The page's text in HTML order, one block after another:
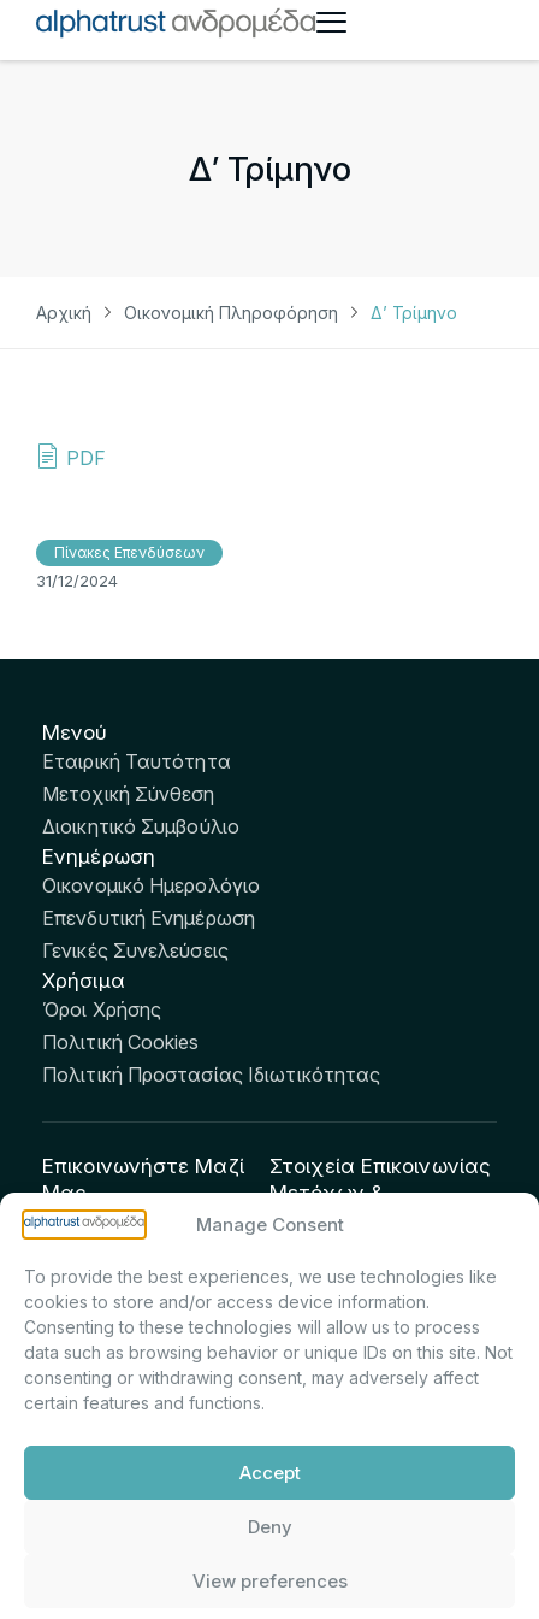
Manage Consent
To provide the best experiences, we use technologies like
cookies to store and/or access device information.
Consenting to these technologies will allow us to process
data such as browsing behavior or unique IDs on this site. Not
consenting or withdrawing consent, may adversely affect
certain features and functions.
Accept
Deny
View preferences
Δ’ Τρίμηνο
Αρχική Οικονομική Πληροφόρηση Δ’ Τρίμηνο
PDF
Πίνακες Επενδύσεων
31/12/2024
Μενού
Εταιρική Ταυτότητα
Μετοχική Σύνθεση
Διοικητικό Συμβούλιο
Ενημέρωση
Οικονομικό Ημερολόγιο
Επενδυτική Ενημέρωση
Γενικές Συνελεύσεις
Χρήσιμα
Όροι Χρήσης
Πολιτική Cookies
Πολιτική Προστασίας Ιδιωτικότητας
Επικοινωνήστε Μαζί
Μας
info@andromeda.eu
Οδός Αριστείδου 1,
Κηφισιά Τ.Κ. 14561
Στοιχεία Επικοινωνίας
Μετόχων &
Επενδυτών:
Πρίντσιου – Corporate
Secretary & Investor
Relations – Τμήμα
Μετοχολογίου –
Ανακοινώσεων
m.printsiou@andromeda.eu